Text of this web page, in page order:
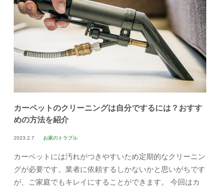
カーペットのクリーニングは自分でするには？おすす
めの方法を紹介
2023.2.7 お家のトラブル
カーペットには汚れがつきやすいため定期的なクリーニン
グが必要です。業者に依頼するしかないかと思いがちです
が、ご家庭でもキレイにすることができます。 今回はカ